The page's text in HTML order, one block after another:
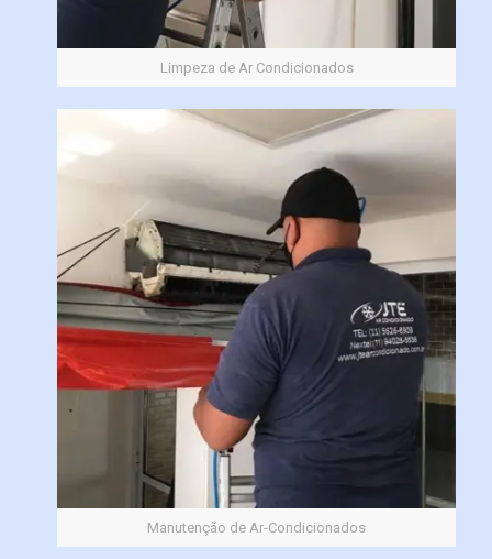
Limpeza de Ar Condicionados
Manutenção de Ar-Condicionados